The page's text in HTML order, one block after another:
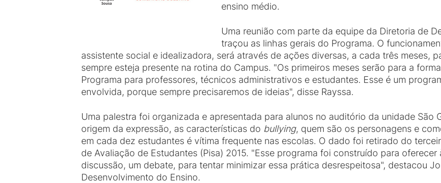
ensino médio.
Uma reunião com parte da equipe da Diretoria de
traçou as linhas gerais do Programa. O
assistente social e idealizadora, será através de ações diversas, a cada três meses,
sempre esteja presente na rotina do Campus. "Os primeiros meses serão para a
Programa para professores, técnicos administrativos e estudantes. Esse é um
envolvida, porque sempre precisaremos de ideias", disse Rayssa.
Uma palestra foi organizada e apresentada para alunos no auditório da unidade São
origem da expressão, as características do bullying, quem são os personagens e
em cada dez estudantes é vítima frequente nas escolas. O dado foi retirado do
de Avaliação de Estudantes (Pisa) 2015. "Esse programa foi construído para
discussão, um debate, para tentar minimizar essa prática desrespeitosa", destacou
Desenvolvimento do Ensino.